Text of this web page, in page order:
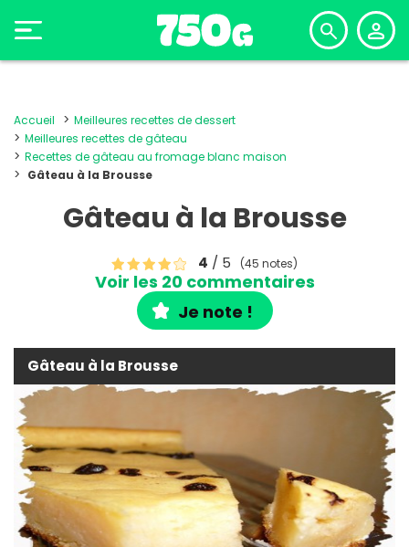
Accueil
Meilleures recettes de dessert
Meilleures recettes de gâteau
Recettes de gâteau au fromage blanc maison
Gâteau à la Brousse
Gâteau à la Brousse
4 / 5 (45 notes)
Voir les 20 commentaires
Je note !
Gâteau à la Brousse